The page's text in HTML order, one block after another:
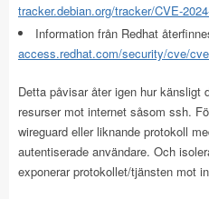
tracker.debian.org/tracker/CVE-
Information från Redhat
access.redhat.com/security/cve/
Detta påvisar åter igen hur känsligt
resurser mot internet såsom ssh.
wireguard eller liknande protokoll
autentiserade användare. Och
exponerar protokollet/tjänsten mot